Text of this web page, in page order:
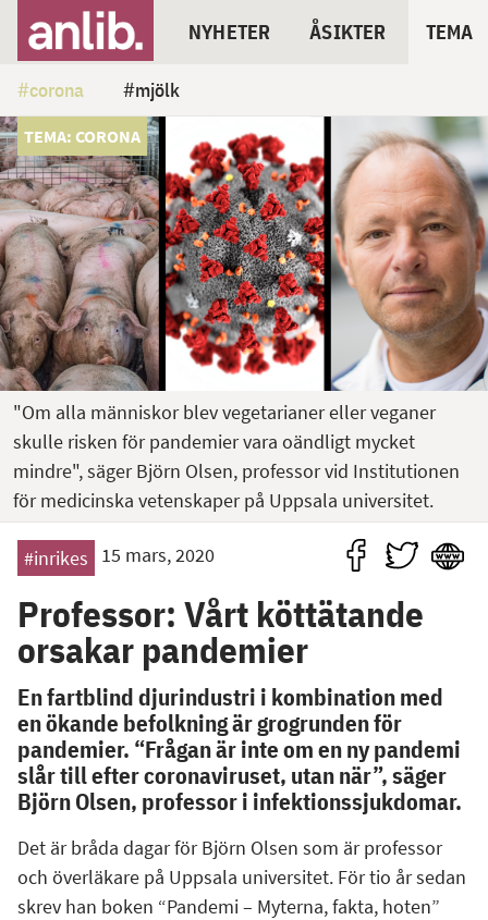
NYHETER ÅSIKTER TEMA
corona mjölk
TEMA: CORONA
"Om alla människor blev vegetarianer eller veganer
skulle risken för pandemier vara oändligt mycket
mindre", säger Björn Olsen, professor vid Institutionen
för medicinska vetenskaper på Uppsala universitet.
#inrikes 15 mars, 2020
Professor: Vårt köttätande
orsakar pandemier
En fartblind djurindustri i kombination med
en ökande befolkning är grogrunden för
pandemier. “Frågan är inte om en ny pandemi
slår till efter coronaviruset, utan när”, säger
Björn Olsen, professor i infektionssjukdomar.
Det är bråda dagar för Björn Olsen som är professor
och överläkare på Uppsala universitet. För tio år sedan
skrev han boken “Pandemi – Myterna, fakta, hoten”